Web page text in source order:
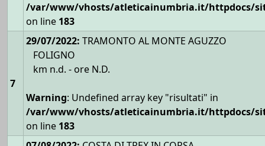
/var/www/vhosts/atleticainumbria.it/httpdocs/
on line 183
7
29/07/2022: TRAMONTO AL MONTE AGUZZO
FOLIGNO
km n.d. - ore N.D.
Warning: Undefined array key "risultati" in
/var/www/vhosts/atleticainumbria.it/httpdocs/
on line 183